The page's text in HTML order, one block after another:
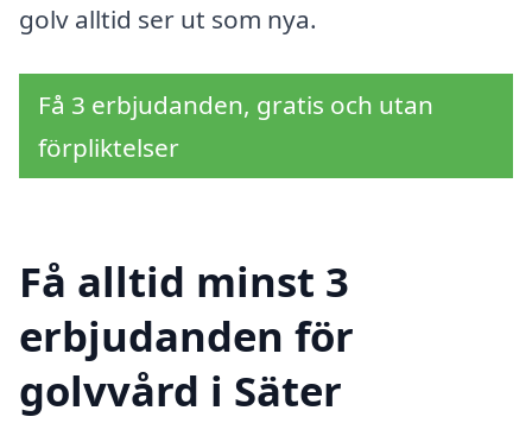
golv alltid ser ut som nya.
Få 3 erbjudanden, gratis och utan
förpliktelser
Få alltid minst 3
erbjudanden för
golvvård i Säter